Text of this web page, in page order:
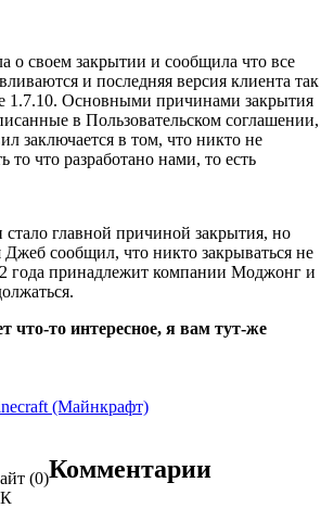
о своем закрытии и сообщила что все
и последняя версия клиента так
1.7.10. Основными причинами закрытия
в Пользовательском соглашении,
заключается в том, что никто не
то что разработано нами, то есть
главной причиной закрытия, но
Джеб сообщил, что никто закрываться не
2 года принадлежит компании Моджонг и
что-то интересное, я вам тут-же
(Майнкрафт)
(0)Комментарии